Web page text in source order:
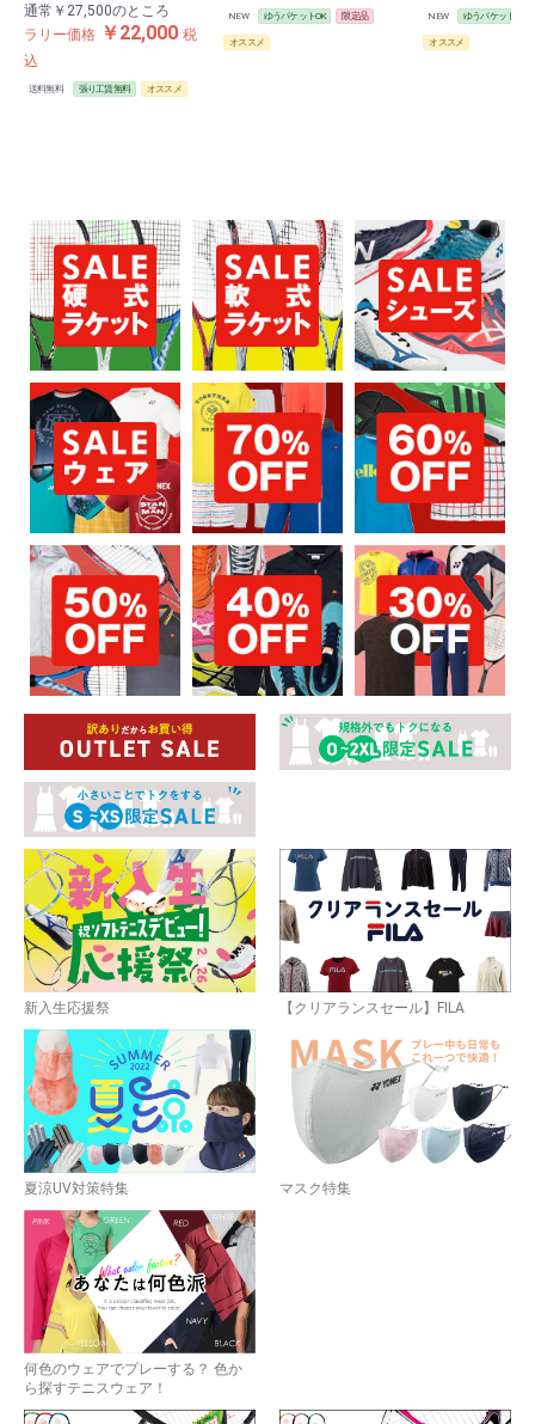
通常 ￥27,500のところ
ラリー価格 ￥22,000 税
込
送料無料 張り工賃無料 オススメ
NEW ゆうパケットOK 限定品
オススメ
NEW ゆうパケットOK
オススメ
新入生応援祭 【クリアランスセール】FILA
夏涼UV対策特集 マスク特集
何色のウェアでプレーする？ 色か
ら探すテニスウェア！